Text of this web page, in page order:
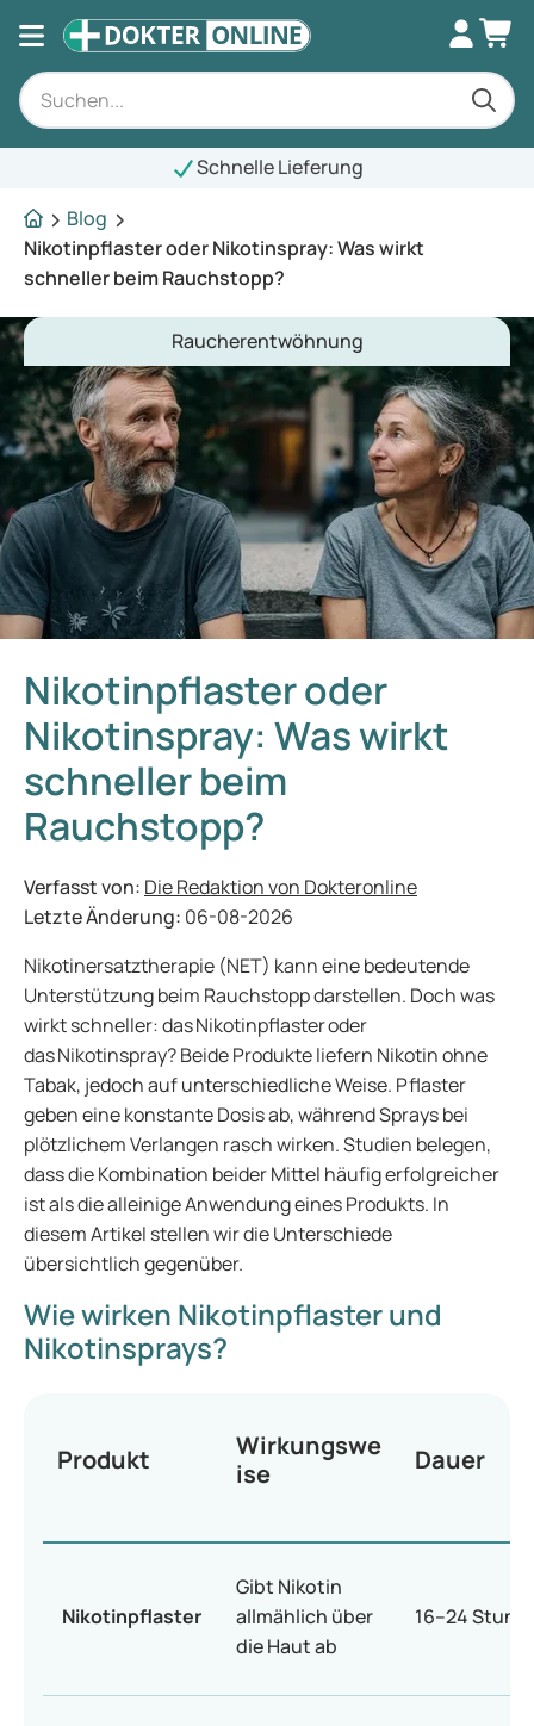
Schnelle Lieferung
Blog
Nikotinpflaster oder Nikotinspray: Was wirkt
schneller beim Rauchstopp?
Raucherentwöhnung
Nikotinpflaster oder
Nikotinspray: Was wirkt
schneller beim
Rauchstopp?
Verfasst von: Die Redaktion von Dokteronline
Letzte Änderung: 06-08-2026
Nikotinersatztherapie (NET) kann eine bedeutende
Unterstützung beim Rauchstopp darstellen. Doch was
wirkt schneller: das Nikotinpflaster oder
das Nikotinspray? Beide Produkte liefern Nikotin ohne
Tabak, jedoch auf unterschiedliche Weise. Pflaster
geben eine konstante Dosis ab, während Sprays bei
plötzlichem Verlangen rasch wirken. Studien belegen,
dass die Kombination beider Mittel häufig erfolgreicher
ist als die alleinige Anwendung eines Produkts. In
diesem Artikel stellen wir die Unterschiede
übersichtlich gegenüber.
Wie wirken Nikotinpflaster und
Nikotinsprays?
Produkt
Wirkungswe
ise
Dauer
Nikotinpflaster
Gibt Nikotin
allmählich über
die Haut ab
16–24